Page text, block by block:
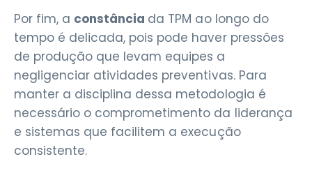
Por fim, a constância da TPM ao longo do
tempo é delicada, pois pode haver pressões
de produção que levam equipes a
negligenciar atividades preventivas. Para
manter a disciplina dessa metodologia é
necessário o comprometimento da liderança
e sistemas que facilitem a execução
consistente.